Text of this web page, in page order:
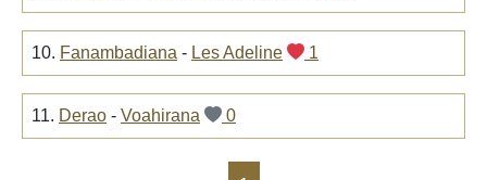
10. Fanambadiana - Les Adeline 1
11. Derao - Voahirana 0